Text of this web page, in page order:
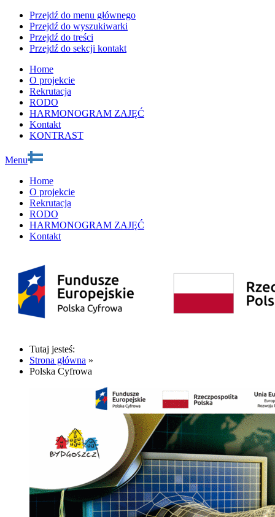
Przejdź do menu głównego
Przejdź do wyszukiwarki
Przejdź do treści
Przejdź do sekcji kontakt
Home
O projekcie
Rekrutacja
RODO
HARMONOGRAM ZAJĘĆ
Kontakt
KONTRAST
Menu
Home
O projekcie
Rekrutacja
RODO
HARMONOGRAM ZAJĘĆ
Kontakt
Tutaj jesteś:
Strona główna »
Polska Cyfrowa